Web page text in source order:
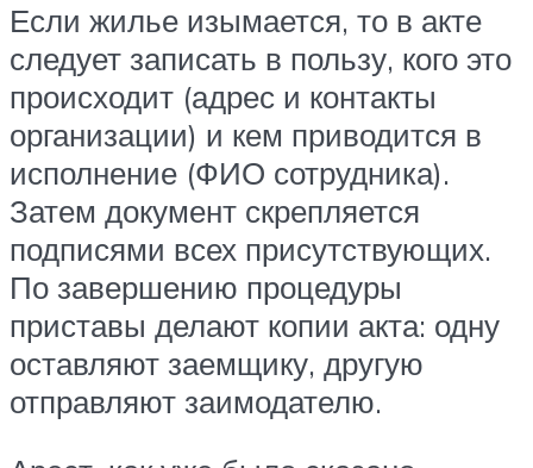
Если жилье изымается, то в акте
следует записать в пользу, кого это
происходит (адрес и контакты
организации) и кем приводится в
исполнение (ФИО сотрудника).
Затем документ скрепляется
подписями всех присутствующих.
По завершению процедуры
приставы делают копии акта: одну
оставляют заемщику, другую
отправляют заимодателю.